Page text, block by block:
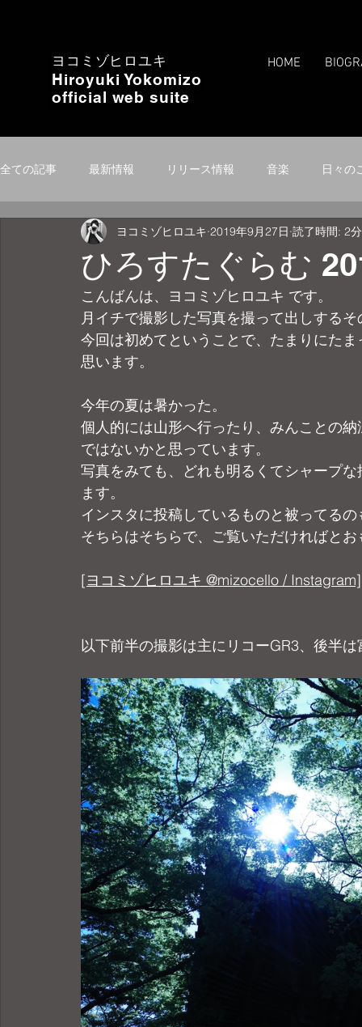
ヨコミゾヒロユキ
Hiroyuki Yokomizo
official web suite
HOME
全ての記事 最新情報 リリース情報 音楽 日々の
食 クラッシュマントリオ カメラ 旅
ひろすたぐらむ
ヨコミゾヒロユキ 2019年9月27日 読了時間: 2分
こんばんは、ヨコミゾヒロユキ です。
月イチで撮影した写真を撮って出しする
今回は初めてということで、たまりにた
思います。
今年の夏は暑かった。
個人的には山形へ行ったり、みんことの
ではないかと思っています。
写真をみても、どれも明るくてシャープ
ます。
インスタに投稿しているものと被ってる
そちらはそちらで、ご覧いただければと
[ヨコミゾヒロユキ @mizocello / Instagram]
以下前半の撮影は主にリコーGR3、後半